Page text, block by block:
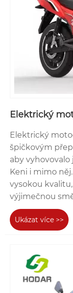
Elektrický
Elektrický
špičkovým
aby
Keni i mimo
vysokou
výjimečnou
Ukázat více >>